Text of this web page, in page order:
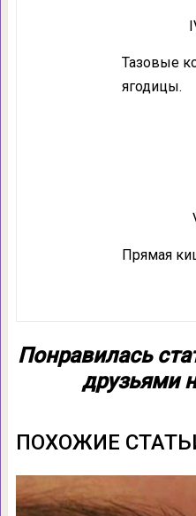
Тазовые
ягодицы.
Прямая
Понравилась
друзьями
ПОХОЖИЕ